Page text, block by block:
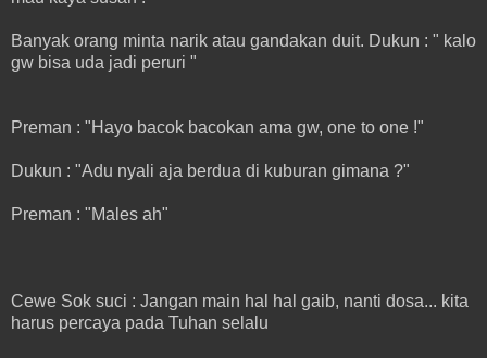
Banyak orang minta narik atau gandakan duit. Dukun : " kalo
gw bisa uda jadi peruri "
Preman : "Hayo bacok bacokan ama gw, one to one !"
Dukun : "Adu nyali aja berdua di kuburan gimana ?"
Preman : "Males ah"
Cewe Sok suci : Jangan main hal hal gaib, nanti dosa... kita
harus percaya pada Tuhan selalu